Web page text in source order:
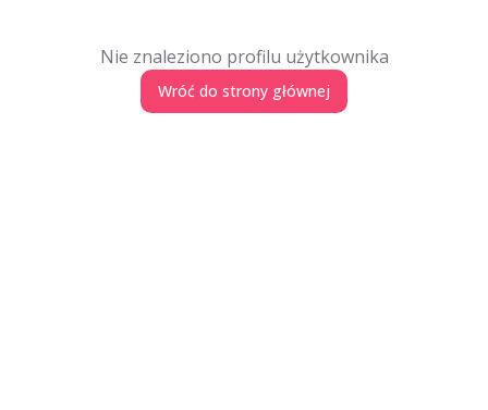
Nie znaleziono profilu użytkownika
Wróć do strony głównej